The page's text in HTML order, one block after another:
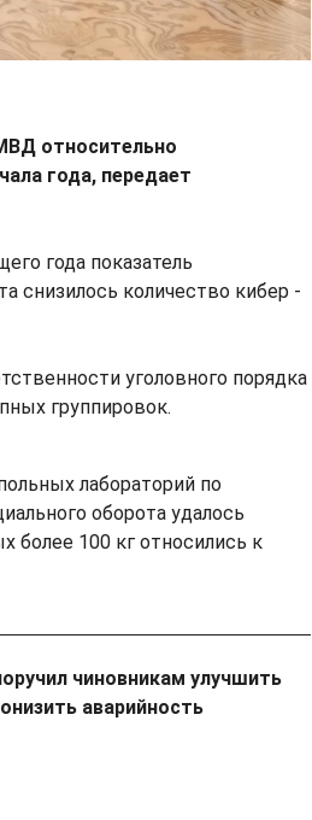
относительно
года, передает
года показатель
снизилось количество кибер -
уголовного порядка
группировок.
лабораторий по
оборота удалось
более 100 кг относились к
чиновникам улучшить
аварийность